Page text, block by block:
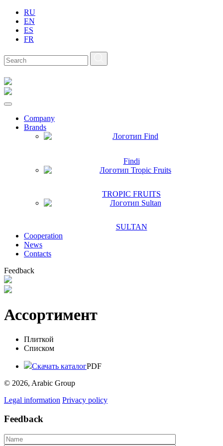
RU
EN
ES
FR
Company
Brands
Findi
TROPIC FRUITS
SULTAN
Сooperation
News
Contacts
Feedback
Ассортимент
Плиткой
Списком
Скачать каталогPDF
© 2026, Arabic Group
Legal information Privacy policy
Feedback